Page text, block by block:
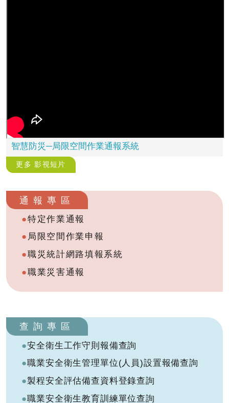
智慧防災─局限空間作業通報系統
更多 影視短片
通報專區
特定作業通報
局限空間作業申報
職災統計網路填報系統
職業災害通報
查詢專區
安全衛生工作守則報備查詢
職業安全衛生管理單位(人員)設置報備查詢
製程安全評估備查資料登錄查詢
職業安全衛生教育訓練單位查詢